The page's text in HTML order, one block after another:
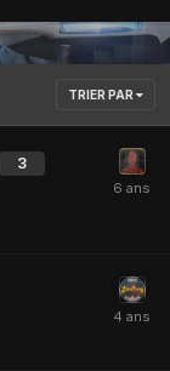
TRIER PAR
3